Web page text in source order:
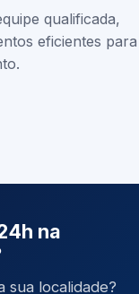
qualificada,
eficientes para
na
sua localidade?